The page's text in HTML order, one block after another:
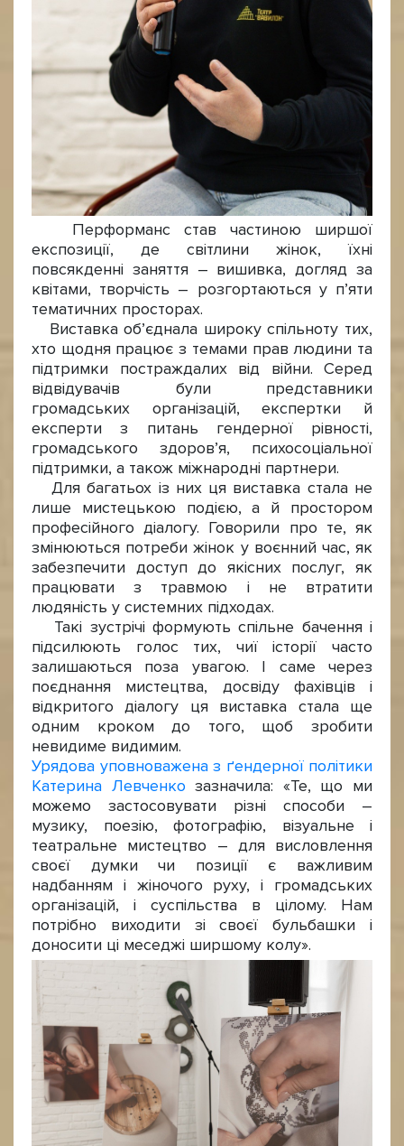
Перформанс став частиною ширшої
експозиції, де світлини жінок, їхні
повсякденні заняття – вишивка, догляд за
квітами, творчість – розгортаються у п’яти
тематичних просторах.
Виставка об’єднала широку спільноту тих,
хто щодня працює з темами прав людини та
підтримки постраждалих від війни. Серед
відвідувачів були представники
громадських організацій, експертки й
експерти з питань гендерної рівності,
громадського здоров’я, психосоціальної
підтримки, а також міжнародні партнери.
Для багатьох із них ця виставка стала не
лише мистецькою подією, а й простором
професійного діалогу. Говорили про те, як
змінюються потреби жінок у воєнний час, як
забезпечити доступ до якісних послуг, як
працювати з травмою і не втратити
людяність у системних підходах.
Такі зустрічі формують спільне бачення і
підсилюють голос тих, чиї історії часто
залишаються поза увагою. І саме через
поєднання мистецтва, досвіду фахівців і
відкритого діалогу ця виставка стала ще
одним кроком до того, щоб зробити
невидиме видимим.
Урядова уповноважена з ґендерної політики
Катерина Левченко зазначила: «Те, що ми
можемо застосовувати різні способи –
музику, поезію, фотографію, візуальне і
театральне мистецтво – для висловлення
своєї думки чи позиції є важливим
надбанням і жіночого руху, і громадських
організацій, і суспільства в цілому. Нам
потрібно виходити зі своєї бульбашки і
доносити ці меседжі ширшому колу».